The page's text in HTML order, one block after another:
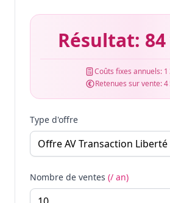
Résultat:
Coûts fixes annuels:
Retenues sur vente:4
Type d'offre
Nombre de ventes (/ an)